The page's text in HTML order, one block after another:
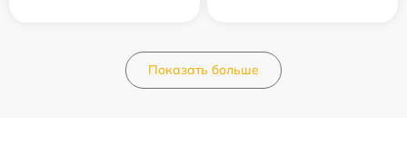
Показать больше